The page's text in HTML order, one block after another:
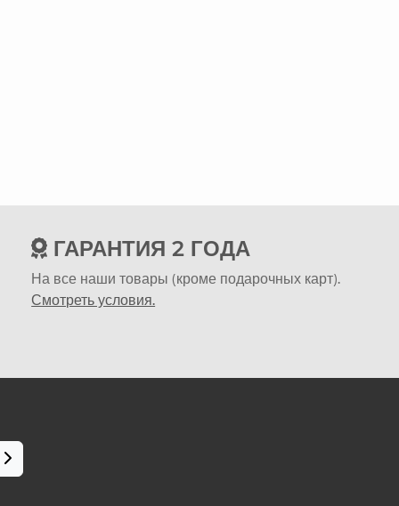
ГАРАНТИЯ 2 ГОДА
На все наши товары (кроме подарочных карт).
Смотреть условия.